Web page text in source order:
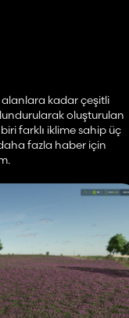
alanlara kadar çeşitli
oluşturulan
farklı iklime sahip üç
fazla haber için